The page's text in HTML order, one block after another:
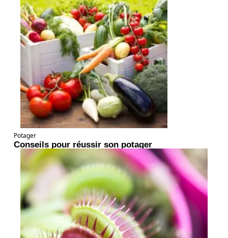
Potager
Conseils pour réussir son potager